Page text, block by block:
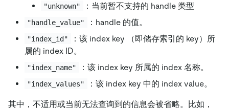
"unknown" ：当前暂不支持的 handle 类型
"handle_value" ：handle 的值。
"index_id"
：该 index key （即储存索引的 key）所
属的 index ID。
"index_name" ：该 index key 所属的 index 名称。
"index_values" ：该 index key 中的 index value。
其中，不适用或当前无法查询到的信息会被省略。比如，